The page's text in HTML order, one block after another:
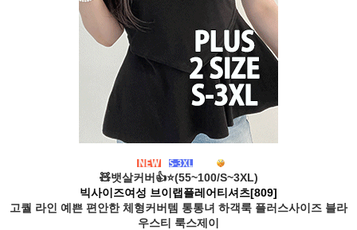
🧸뱃살커버👍⭐️(55~100/S~3XL)
빅사이즈여성 브이랩플레어티셔츠[809]
고퀄 라인 예쁜 편안한 체형커버템 통통녀 하객룩 플러스사이즈 블라
우스티 룩스제이